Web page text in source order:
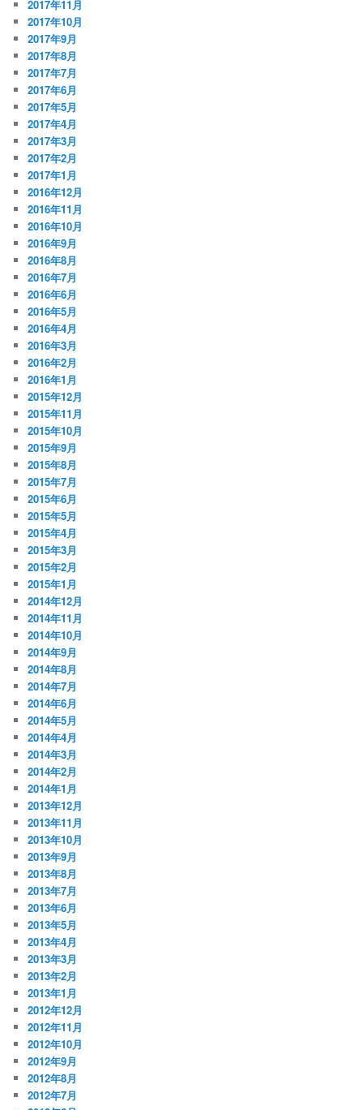
2017年11月
2017年10月
2017年9月
2017年8月
2017年7月
2017年6月
2017年5月
2017年4月
2017年3月
2017年2月
2017年1月
2016年12月
2016年11月
2016年10月
2016年9月
2016年8月
2016年7月
2016年6月
2016年5月
2016年4月
2016年3月
2016年2月
2016年1月
2015年12月
2015年11月
2015年10月
2015年9月
2015年8月
2015年7月
2015年6月
2015年5月
2015年4月
2015年3月
2015年2月
2015年1月
2014年12月
2014年11月
2014年10月
2014年9月
2014年8月
2014年7月
2014年6月
2014年5月
2014年4月
2014年3月
2014年2月
2014年1月
2013年12月
2013年11月
2013年10月
2013年9月
2013年8月
2013年7月
2013年6月
2013年5月
2013年4月
2013年3月
2013年2月
2013年1月
2012年12月
2012年11月
2012年10月
2012年9月
2012年8月
2012年7月